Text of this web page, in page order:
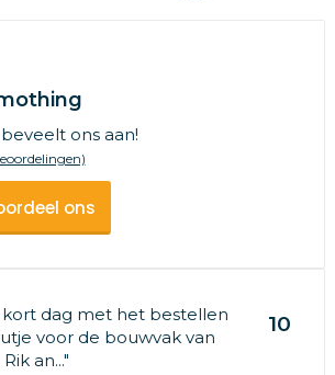
ons aan!
ons
kort dag met het bestellen
voor de bouwvak van
an..."
10